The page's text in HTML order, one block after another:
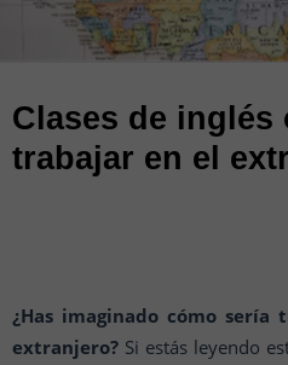
Clases de inglés
trabajar en el
¿Has imaginado cómo
extranjero? Si estás leyendo